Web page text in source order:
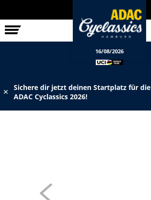
RENNEN
16/08/2026
✕
Sichere dir jetzt deinen Startplatz für die
ADAC Cyclassics 2026!